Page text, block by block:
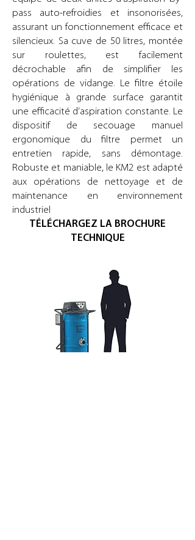
pass auto-refroidies et insonorisées,
assurant un fonctionnement efficace et
silencieux. Sa cuve de 50 litres, montée
sur roulettes, est facilement
décrochable afin de simplifier les
opérations de vidange. Le filtre étoile
hygiénique à grande surface garantit
une efficacité d’aspiration constante. Le
dispositif de secouage manuel
ergonomique du filtre permet un
entretien rapide, sans démontage.
Robuste et maniable, le KM2 est adapté
aux opérations de nettoyage et de
maintenance en environnement
industriel
TÉLÉCHARGEZ LA BROCHURE
TECHNIQUE